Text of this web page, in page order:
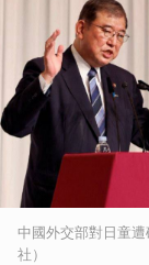
中國外交部對日童
社）